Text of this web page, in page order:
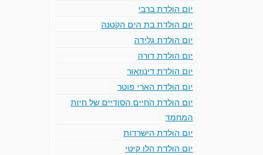
יום הולדת ברבי
יום הולדת בת הים הקטנה
יום הולדת גלידה
יום הולדת דורה
יום הולדת דינוזאור
יום הולדת הארי פוטר
יום הולדת החיים הסודיים של חיות
המחמד
יום הולדת הישרדות
יום הולדת הלו קיטי